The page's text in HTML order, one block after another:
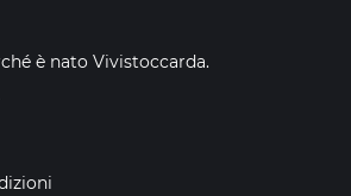
è nato Vivistoccarda.